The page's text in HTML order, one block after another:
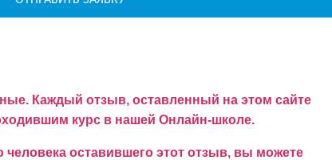
Каждый отзыв, оставленный на этом сайте
курс в нашей Онлайн-школе.
оставившего этот отзыв, вы можете